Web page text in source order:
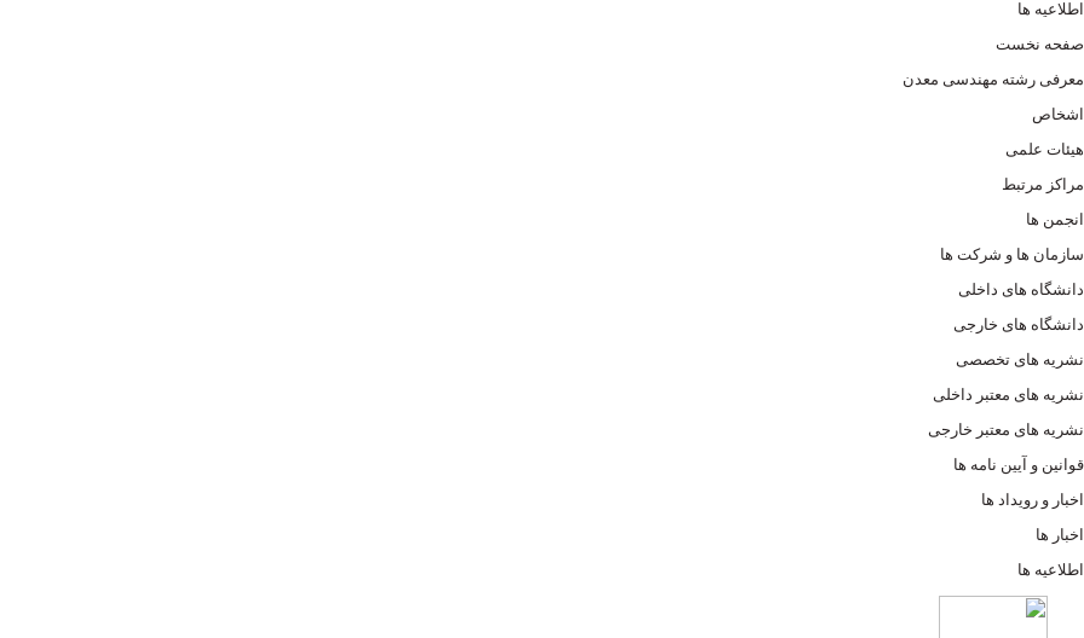
اطلاعیه ها
صفحه نخست
معرفی رشته مهندسی معدن
اشخاص
هیئات علمی
مراکز مرتبط
انجمن ها
سازمان ها و شرکت ها
دانشگاه های داخلی
دانشگاه های خارجی
نشریه های تخصصی
نشریه های معتبر داخلی
نشریه های معتبر خارجی
قوانین و آیین نامه ها
اخبار و رویداد ها
اخبار ها
اطلاعیه ها